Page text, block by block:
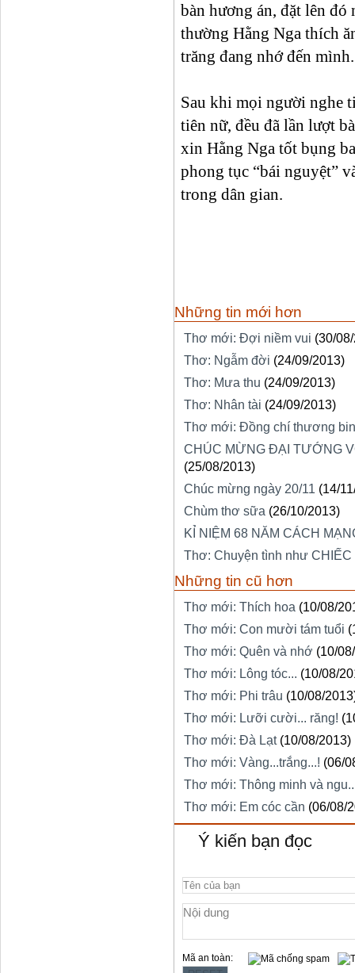
bàn hương án, đặt lên
thường Hằng Nga thích
trăng đang nhớ đến mình.
Sau khi mọi người nghe
tiên nữ, đều đã lần lượt
xin Hằng Nga tốt bụng
phong tục “bái nguyệt”
trong dân gian.
Những tin mới hơn
Thơ mới: Đợi niềm vui (30/
Thơ: Ngẫm đời (24/09/2013)
Thơ: Mưa thu (24/09/2013)
Thơ: Nhân tài (24/09/2013)
Thơ mới: Đồng chí thương
CHÚC MỪNG ĐẠI TƯỚNG
(25/08/2013)
Chúc mừng ngày 20/11 (14/
Chùm thơ sữa (26/10/2013)
KỈ NIỆM 68 NĂM CÁCH
Thơ: Chuyện tình như CHIẾC
Những tin cũ hơn
Thơ mới: Thích hoa (10/08/
Thơ mới: Con mười tám tuổi
Thơ mới: Quên và nhớ (10/
Thơ mới: Lông tóc... (10/08/
Thơ mới: Phi trâu (10/08/
Thơ mới: Lưỡi cười... răng!
Thơ mới: Đà Lạt (10/08/2013)
Thơ mới: Vàng...trắng...! (06/
Thơ mới: Thông minh và
Thơ mới: Em cóc cần (06/08/
Ý kiến bạn đọc
Mã an toàn: